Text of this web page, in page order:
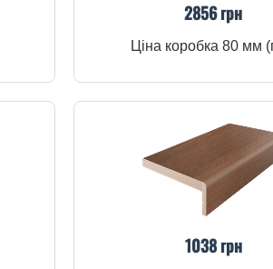
2856 грн
Ціна коробка 80 мм
1038 грн